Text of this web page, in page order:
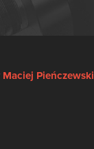
Maciej Pieńczewski